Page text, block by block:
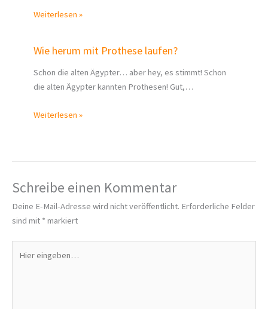
Weiterlesen »
Wie herum mit Prothese laufen?
Schon die alten Ägypter… aber hey, es stimmt! Schon
die alten Ägypter kannten Prothesen! Gut,…
Weiterlesen »
Schreibe einen Kommentar
Deine E-Mail-Adresse wird nicht veröffentlicht. Erforderliche Felder
sind mit * markiert
eingeben…